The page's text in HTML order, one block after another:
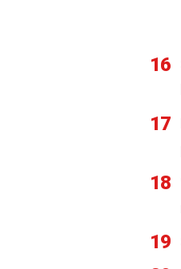
16
17
18
19